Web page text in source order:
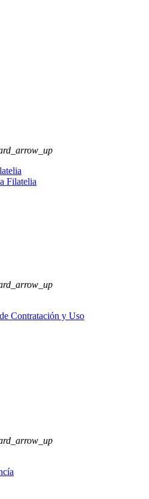
Filatelia
Contratación y Uso